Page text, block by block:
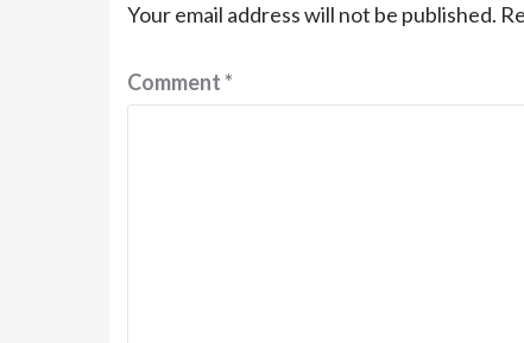
Your email address will not be published.
Comment*